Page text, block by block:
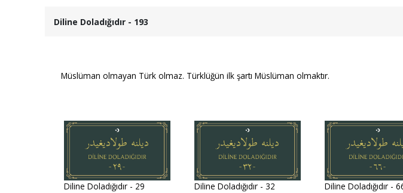
Diline Doladığıdır - 193
Müslüman olmayan Türk olmaz. Türklüğün ilk şartı Müslüman olmaktır.
Diline Doladığıdır - 29 Diline Doladığıdır - 32 Diline Doladığıdır -